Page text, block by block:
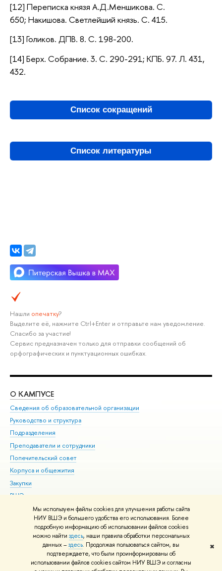
Мы используем файлы cookies для улучшения работы сайта
НИУ ВШЭ и большего удобства его использования. Более
подробную информацию об использовании файлов cookies
можно найти здесь, наши правила обработки персональных
данных –здесь. Продолжая пользоваться сайтом, вы
подтверждаете, что были проинформированы об
использовании файлов cookies сайтом НИУ ВШЭ и согласны
✖
[12] Переписка князя А.Д.Меншикова. С.
650; Накишова. Светлейший князь. С. 415.
[13] Голиков. ДПВ. 8. С. 198-200.
[14] Берх. Собрание. 3. С. 290-291; КПБ. 97. Л. 431,
432.
Список сокращений
Список литературы
Нашли опечатку?
Выделите её, нажмите Ctrl+Enter и отправьте нам уведомление.
Спасибо за участие!
Сервис предназначен только для отправки сообщений об
орфографических и пунктуационных ошибках.
О КАМПУСЕ
Сведения об образовательной организации
Руководство и структура
Подразделения
Преподаватели и сотрудники
Попечительский совет
Корпуса и общежития
Закупки
ВШЭ для студентов с ограниченными возможностями
здоровья и инвалидностью
Версия для слабовидящих
Единая платежная страница
© НИУ ВШЭ 1993–2026 Адреса и контакты Условия использования